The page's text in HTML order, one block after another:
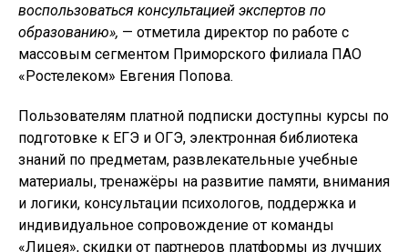
воспользоваться консультацией экспертов по
образованию», — отметила директор по работе с
массовым сегментом Приморского филиала ПАО
«Ростелеком» Евгения Попова.
Пользователям платной подписки доступны курсы по
подготовке к ЕГЭ и ОГЭ, электронная библиотека
знаний по предметам, развлекательные учебные
материалы, тренажёры на развитие памяти, внимания
и логики, консультации психологов, поддержка и
индивидуальное сопровождение от команды
«Лицея», скидки от партнеров платформы из лучших